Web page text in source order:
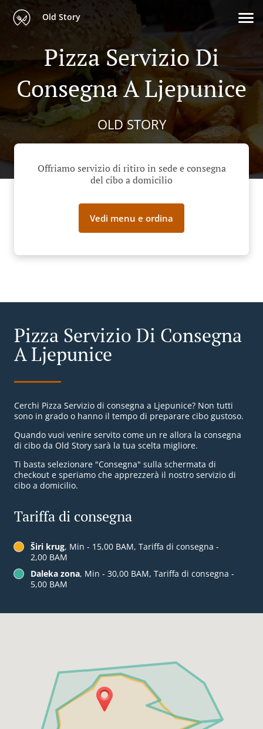
Old Story
Pizza Servizio Di
Consegna A Ljepunice
OLD STORY
Offriamo servizio di ritiro in sede e consegna
del cibo a domicilio
Vedi menu e ordina
Pizza Servizio Di Consegna
A Ljepunice
Cerchi Pizza Servizio di consegna a Ljepunice? Non tutti
sono in grado o hanno il tempo di preparare cibo gustoso.
Quando vuoi venire servito come un re allora la consegna
di cibo da Old Story sarà la tua scelta migliore.
Ti basta selezionare "Consegna" sulla schermata di
checkout e speriamo che apprezzerà il nostro servizio di
cibo a domicilio.
Tariffa di consegna
Širi krug, Min - 15,00 BAM, Tariffa di consegna -
2,00 BAM
Daleka zona, Min - 30,00 BAM, Tariffa di consegna -
5,00 BAM